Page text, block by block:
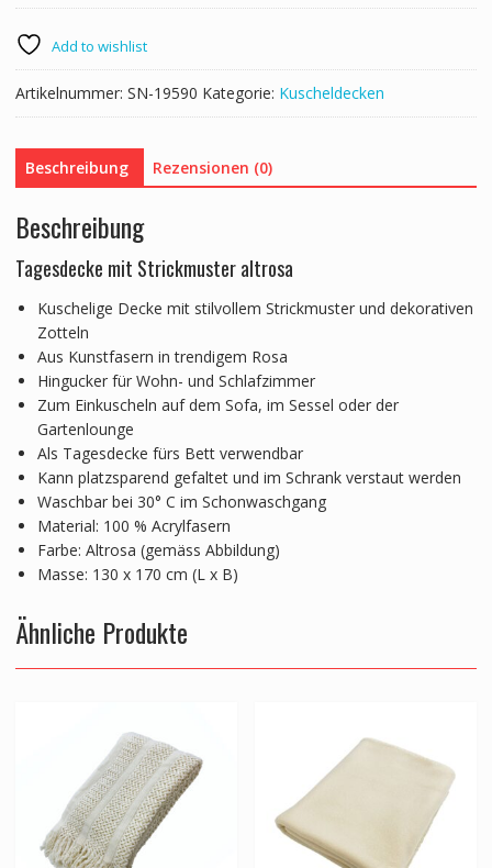
170
cm
altrosa
Menge
Add to wishlist
Artikelnummer: SN-19590 Kategorie: Kuscheldecken
Beschreibung Rezensionen (0)
Beschreibung
Tagesdecke mit Strickmuster altrosa
Kuschelige Decke mit stilvollem Strickmuster und dekorativen
Zotteln
Aus Kunstfasern in trendigem Rosa
Hingucker für Wohn- und Schlafzimmer
Zum Einkuscheln auf dem Sofa, im Sessel oder der
Gartenlounge
Als Tagesdecke fürs Bett verwendbar
Kann platzsparend gefaltet und im Schrank verstaut werden
Waschbar bei 30° C im Schonwaschgang
Material: 100 % Acrylfasern
Farbe: Altrosa (gemäss Abbildung)
Masse: 130 x 170 cm (L x B)
Ähnliche Produkte